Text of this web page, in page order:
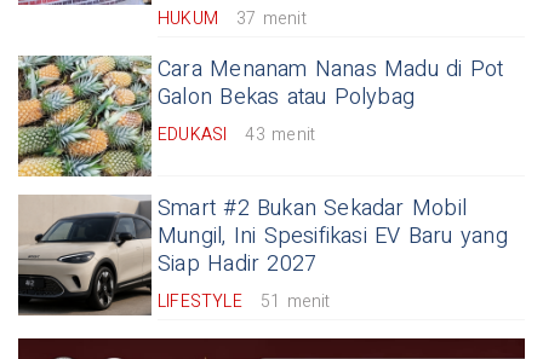
HUKUM 37 menit
Cara Menanam Nanas Madu di Pot
Galon Bekas atau Polybag
EDUKASI 43 menit
Smart #2 Bukan Sekadar Mobil
Mungil, Ini Spesifikasi EV Baru yang
Siap Hadir 2027
LIFESTYLE 51 menit